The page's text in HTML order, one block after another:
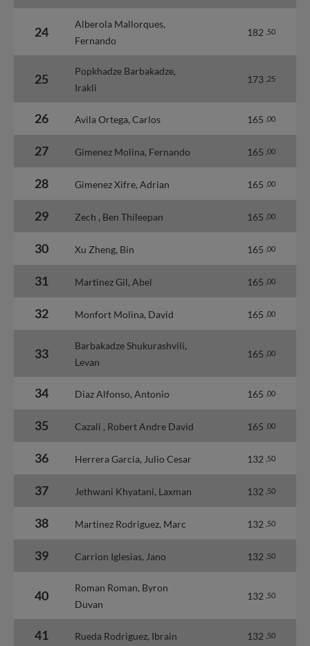
24
Alberola Mallorques,
Fernando
182 ,50
25
Popkhadze Barbakadze,
Irakli
173 ,25
26 Avila Ortega, Carlos 165 ,00
27 Gimenez Molina, Fernando 165 ,00
28 Gimenez Xifre, Adrian 165 ,00
29 Zech , Ben Thileepan 165 ,00
30 Xu Zheng, Bin 165 ,00
31 Martinez Gil, Abel 165 ,00
32 Monfort Molina, David 165 ,00
33
Barbakadze Shukurashvili,
Levan
165 ,00
34 Diaz Alfonso, Antonio 165 ,00
35 Cazali , Robert Andre David 165 ,00
36 Herrera Garcia, Julio Cesar 132 ,50
37 Jethwani Khyatani, Laxman 132 ,50
38 Martinez Rodriguez, Marc 132 ,50
39 Carrion Iglesias, Jano 132 ,50
40
Roman Roman, Byron
Duvan
132 ,50
41 Rueda Rodriguez, Ibrain 132 ,50